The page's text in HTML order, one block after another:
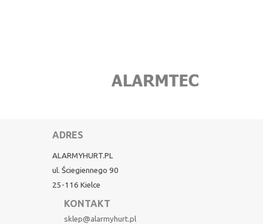
ADRES
ALARMYHURT.PL
ul. Ściegiennego 90
25-116 Kielce
KONTAKT
sklep@alarmyhurt.pl